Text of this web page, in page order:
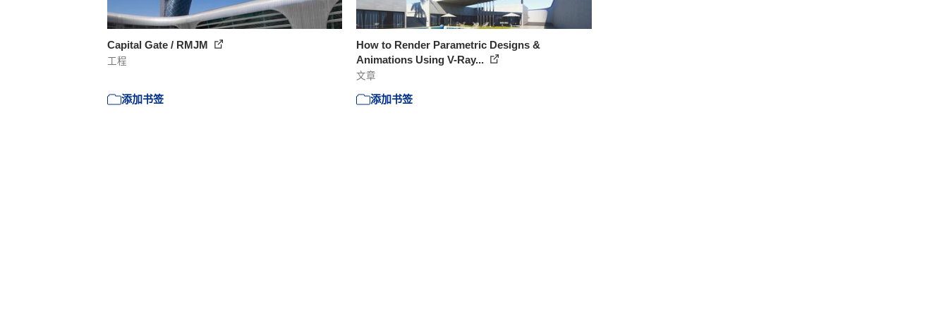
Capital Gate / RMJM
工程
添加书签
How to Render Parametric Designs &
Animations Using V-Ray...
文章
添加书签